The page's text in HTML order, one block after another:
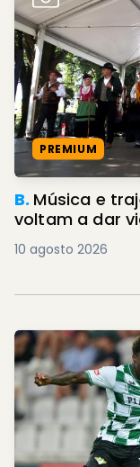
PREMIUM
B. Música e
voltam a dar
10 agosto 2026